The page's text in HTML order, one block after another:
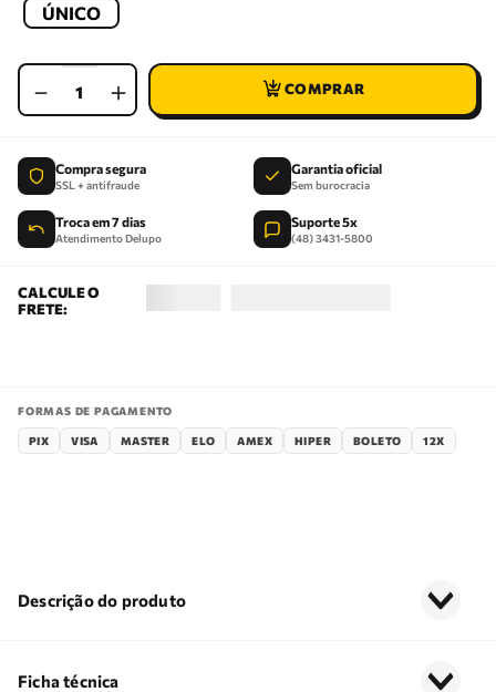
ÚNICO
＋
－
Compra segura
SSL + antifraude
Garantia oficial
Sem burocracia
Troca em 7 dias
Atendimento Delupo
Suporte 5x
(48) 3431-5800
FORMAS DE PAGAMENTO
PIX VISA MASTER ELO AMEX HIPER BOLETO 12X
Descrição do produto
Ficha técnica